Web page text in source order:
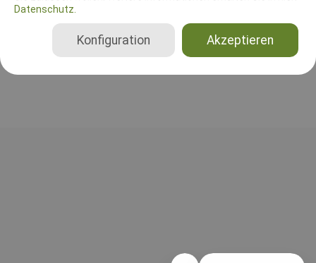
Datenschutz.
Akzeptieren
Konfiguration
Uwe Böker
Gesamt